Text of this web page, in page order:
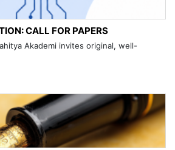
CALL FOR PAPERS
Akademi invites original, well-